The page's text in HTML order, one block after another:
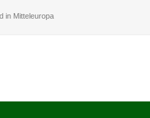
in Mitteleuropa